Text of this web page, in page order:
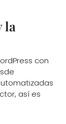
la
con
así es